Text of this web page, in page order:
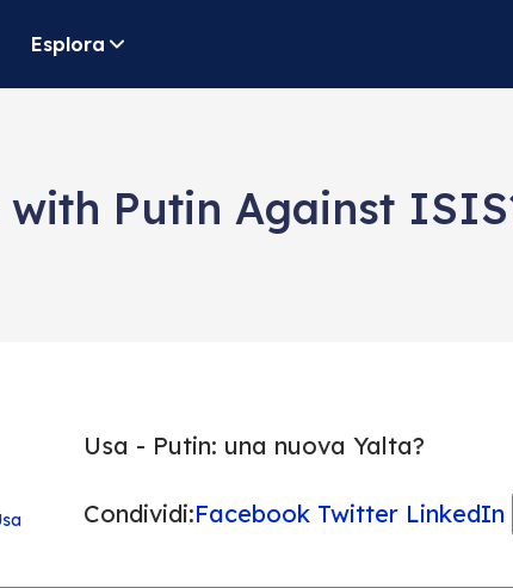
Esplora
Putin Against
Usa - Putin: una nuova Yalta?
Condividi:Facebook Twitter LinkedIn